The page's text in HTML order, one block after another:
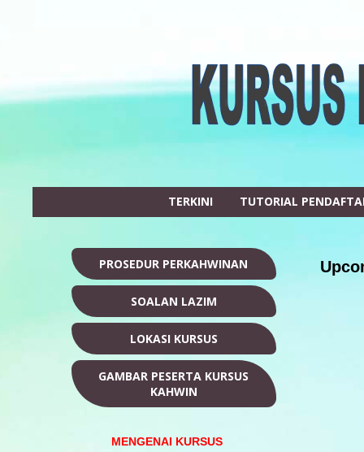
TERKINI TUTORIAL
PROSEDUR PERKAHWINAN
SOALAN LAZIM
LOKASI KURSUS
GAMBAR PESERTA KURSUS
KAHWIN
MENGENAI KURSUS